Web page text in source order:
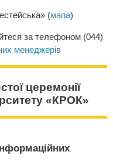
(мапа)
за телефоном (044)
менеджерів
церемонії
«КРОК»